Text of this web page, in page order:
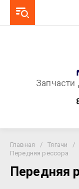
Запчасти
Главная / Тягачи /
Передняя рессора
Передняя